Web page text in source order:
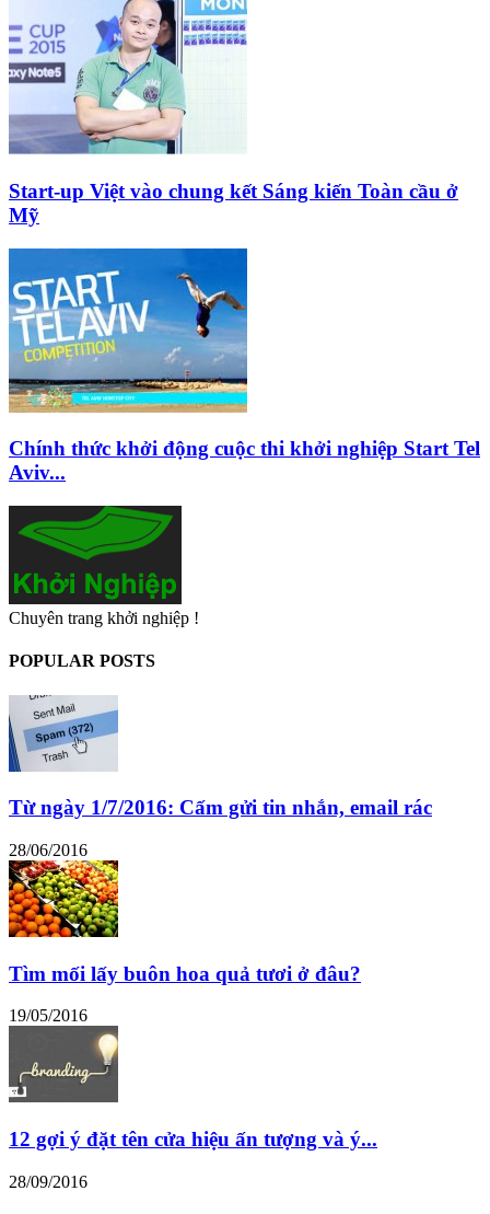
Start-up Việt vào chung kết Sáng kiến Toàn cầu ở
Mỹ
Chính thức khởi động cuộc thi khởi nghiệp Start Tel
Aviv...
Chuyên trang khởi nghiệp !
POPULAR POSTS
Từ ngày 1/7/2016: Cấm gửi tin nhắn, email rác
28/06/2016
Tìm mối lấy buôn hoa quả tươi ở đâu?
19/05/2016
12 gợi ý đặt tên cửa hiệu ấn tượng và ý...
28/09/2016